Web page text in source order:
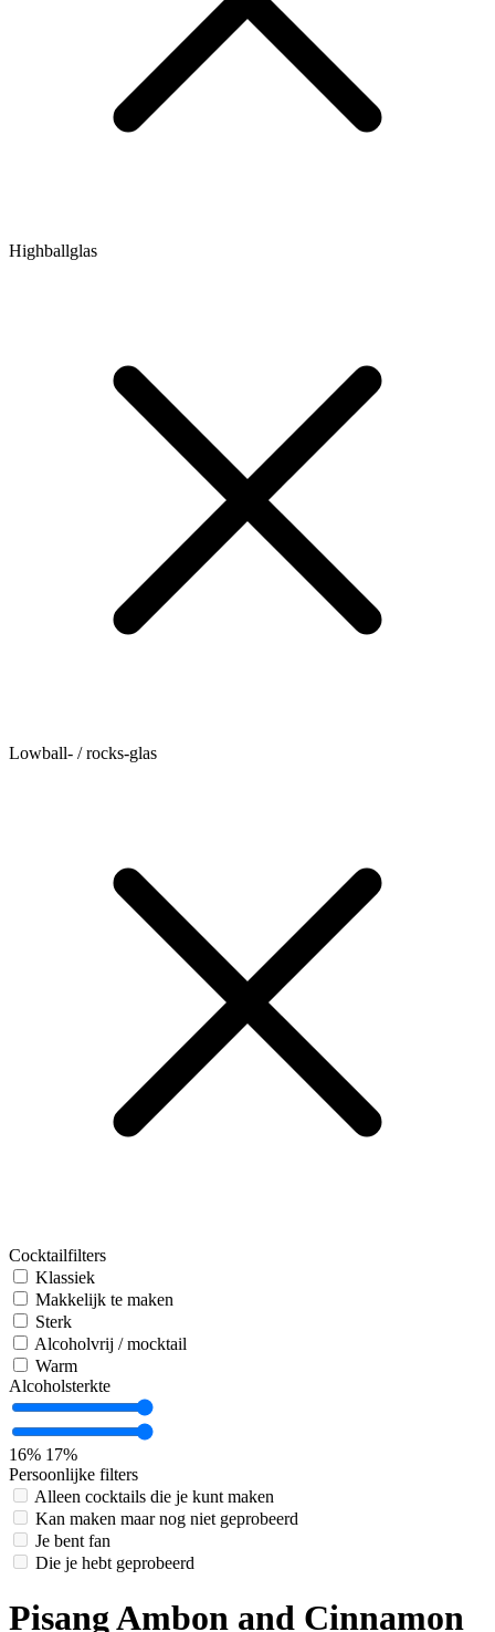
Highballglas
Lowball- / rocks-glas
Cocktailfilters
Klassiek
Makkelijk te maken
Sterk
Alcoholvrij / mocktail
Warm
Alcoholsterkte
16% 17%
Persoonlijke filters
Alleen cocktails die je kunt maken
Kan maken maar nog niet geprobeerd
Je bent fan
Die je hebt geprobeerd
Pisang Ambon and Cinnamon